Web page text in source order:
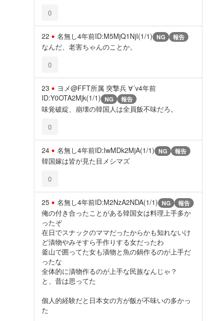
0
22 名無し4年前ID:M5MjQ1NjI(1/1) NG 報告
なんだ、老害ちゃんのことか。
0
23 ヨメ@FFT所属 突撃兵 ∀´v4年前
ID:Y0OTA2Mjk(1/1) NG 報告
味覚破綻、崩壊の韓国人は全員飯不味だろ。
0
24 名無し4年前ID:IwMDk2MjA(1/1) NG 報告
韓国嫁は皆が見た目メシマズ
0
25 名無し4年前ID:M2NzA2NDA(1/1) NG 報告
俺の付き合ったことがある韓国女は料理上手多か
ったぞ
在日でスナックのママだったからかも知れないけ
ど漬物やみそすら手作りする女だったわ
釜山で囲ってた女も漬物と魚の鍋作るのが上手だ
ったな
全体的に漬物作るのが上手な民族なんじゃ？
と、昔は思ってた
個人的経験だと日本女の方が飯が不味いの多かっ
た